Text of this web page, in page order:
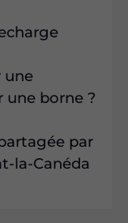
une
borne ?
par
la-Canéda